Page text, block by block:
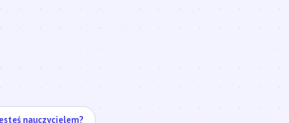
nauczycielem?